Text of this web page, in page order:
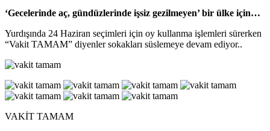
‘Gecelerinde aç, gündüzlerinde işsiz gezilmeyen’ bir ülke için…
Yurdışında 24 Haziran seçimleri için oy kullanma işlemleri sürerken
“Vakit TAMAM” diyenler sokakları süslemeye devam ediyor..
VAKİT TAMAM